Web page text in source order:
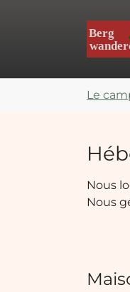
Le
Nous
Nous